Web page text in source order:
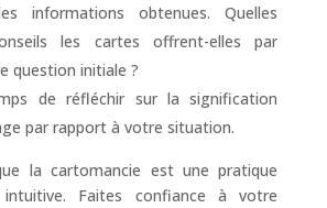
informations obtenues. Quelles
les cartes offrent-elles par
question initiale ?
de réfléchir sur la signification
par rapport à votre situation.
la cartomancie est une pratique
Faites confiance à votre